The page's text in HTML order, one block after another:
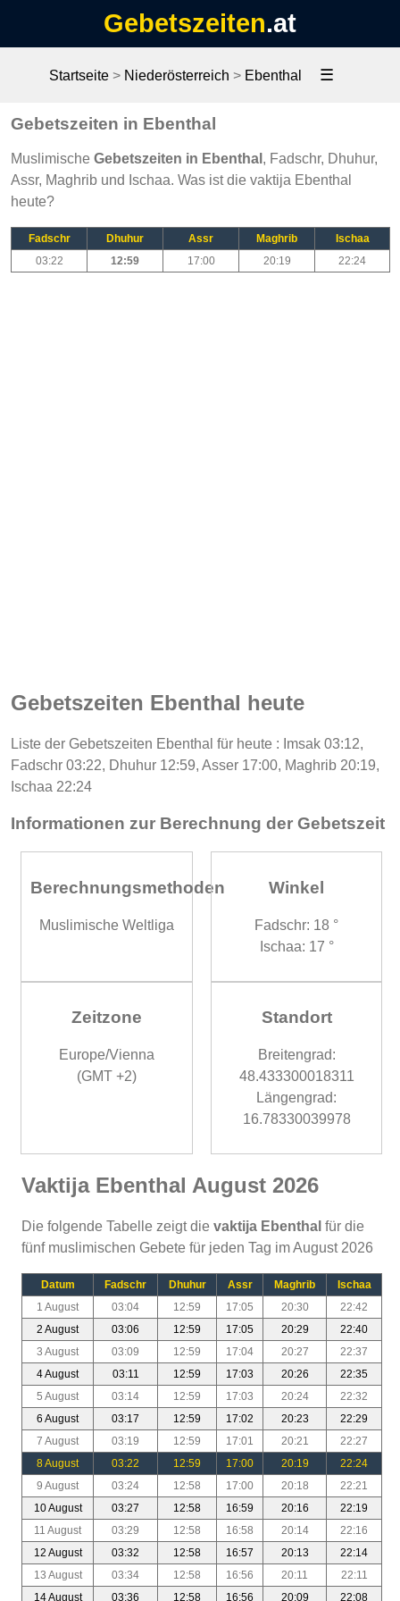
Gebetszeiten.at
Startseite> Niederösterreich > Ebenthal ☰
Gebetszeiten in Ebenthal
Muslimische Gebetszeiten in Ebenthal , Fadschr, Dhuhur,
Assr, Maghrib und Ischaa. Was ist die vaktija Ebenthal
heute?
Fadschr Dhuhur Assr Maghrib
Ischaa
03:22
12:59 17:00 20:19 22:24
Gebetszeiten Ebenthal heute
Liste der Gebetszeiten Ebenthal für heute : Imsak 03:12,
Fadschr 03:22, Dhuhur 12:59, Asser 17:00, Maghrib 20:19,
Ischaa 22:24
Informationen zur Berechnung der Gebetszeit
Berechnungsmethoden
Muslimische Weltliga
Winkel
Fadschr: 18 °
Ischaa: 17 °
Zeitzone
Europe/Vienna
(GMT +2)
Standort
Breitengrad:
48.433300018311
Längengrad:
16.78330039978
Vaktija Ebenthal August 2026
Die folgende Tabelle zeigt die vaktija Ebenthal für die
fünf muslimischen Gebete für jeden Tag im August 2026
Datum Fadschr Dhuhur Assr Maghrib
Ischaa
1 August
03:04 12:59 17:05 20:30
22:42
2 August
03:06 12:59 17:05 20:29
22:40
3 August
03:09 12:59 17:04 20:27
22:37
4 August
03:11 12:59 17:03 20:26
22:35
5 August
03:14 12:59 17:03 20:24
22:32
6 August
03:17 12:59 17:02 20:23
22:29
7 August
03:19 12:59 17:01 20:21
22:27
8 August
03:22 12:59 17:00 20:19
22:24
9 August
03:24 12:58 17:00 20:18
22:21
10 August
03:27 12:58 16:59 20:16
22:19
11 August
03:29 12:58 16:58 20:14
22:16
12 August
03:32 12:58 16:57 20:13
22:14
13 August
03:34 12:58 16:56 20:11
22:11
14 August
03:36 12:58 16:56 20:09 22:08